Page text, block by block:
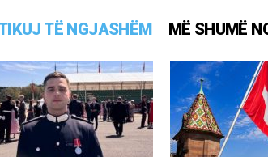
TË NGJASHËM MË SHUMË